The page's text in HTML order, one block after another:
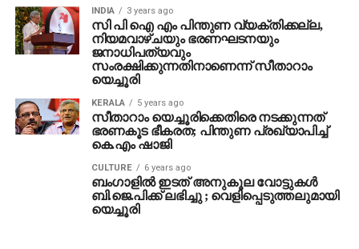
INDIA 3 years ago
സി പി ഐ എം പിന്തുണ വ്യക്തിക്കല്ല,
നിയമവാഴ്‌ചയും ഭരണഘടനയും
ജനാധിപത്യവും
സംരക്ഷിക്കുന്നതിനാണെന്ന് സീതാറാം
യെച്ചൂരി
KERALA 5 years ago
സീതാറാം യെച്ചൂരിക്കെതിരെ നടക്കുന്നത്
ഭരണകൂട ഭീകരത; പിന്തുണ പ്രഖ്യാപിച്ച്
കെ.എം ഷാജി
CULTURE 6 years ago
ബംഗാളില്‍ ഇടത് അനുകൂല വോട്ടുകള്‍
ബി.ജെ.പിക്ക് ലഭിച്ചു ; വെളിപ്പെടുത്തലുമായി
യെച്ചൂരി